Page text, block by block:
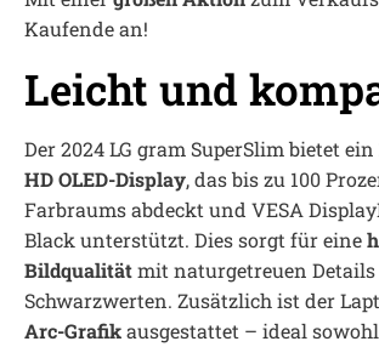
Kaufende an!
Leicht und
Der 2024 LG gram SuperSlim bietet ein
HD OLED-Display, das bis zu 100
Farbraums abdeckt und VESA
Black unterstützt. Dies sorgt für eine
Bildqualitätmit naturgetreuen
Schwarzwerten. Zusätzlich ist der
Arc-Grafikausgestattet – ideal